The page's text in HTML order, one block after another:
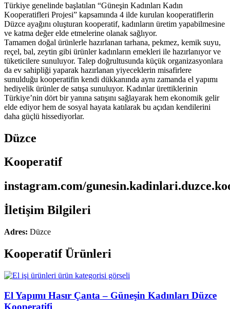
Türkiye genelinde başlatılan “Güneşin Kadınları Kadın
Kooperatifleri Projesi” kapsamında 4 ilde kurulan kooperatiflerin
Düzce ayağını oluşturan kooperatif, kadınların üretim yapabilmesine
ve katma değer elde etmelerine olanak sağlıyor.
Tamamen doğal ürünlerle hazırlanan tarhana, pekmez, kemik suyu,
reçel, bal, zeytin gibi ürünler kadınların emekleri ile hazırlanıyor ve
tüketicilere sunuluyor. Talep doğrultusunda küçük organizasyonlara
da ev sahipliği yaparak hazırlanan yiyeceklerin misafirlere
sunulduğu kooperatifin kendi dükkanında aynı zamanda el yapımı
hediyelik ürünler de satışa sunuluyor. Kadınlar ürettiklerinin
Türkiye’nin dört bir yanına satışını sağlayarak hem ekonomik gelir
elde ediyor hem de sosyal hayata katılarak bu açıdan kendilerini
daha güçlü hissediyorlar.
Düzce
Kooperatif
instagram.com/
İletişim Bilgileri
Adres: Düzce
Kooperatif Ürünleri
El Yapımı Hasır Çanta – Güneşin Kadınları Düzce
Kooperatifi